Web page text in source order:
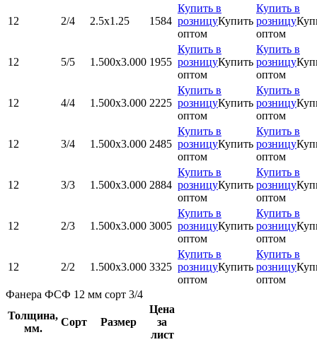
12 2/4 2.5х1.25 1584
Купить в
розницуКупить
оптом
Купить в
розницу
оптом
12 5/5 1.500x3.000 1955
Купить в
розницуКупить
оптом
Купить в
розницу
оптом
12 4/4 1.500x3.000 2225
Купить в
розницуКупить
оптом
Купить в
розницу
оптом
12 3/4 1.500x3.000 2485
Купить в
розницуКупить
оптом
Купить в
розницу
оптом
12 3/3 1.500x3.000 2884
Купить в
розницуКупить
оптом
Купить в
розницу
оптом
12 2/3 1.500x3.000 3005
Купить в
розницуКупить
оптом
Купить в
розницу
оптом
12 2/2 1.500x3.000 3325
Купить в
розницуКупить
оптом
Купить в
розницу
оптом
Фанера ФСФ 12 мм сорт 3/4
Толщина,
мм.
Сорт Размер
Цена
за
лист